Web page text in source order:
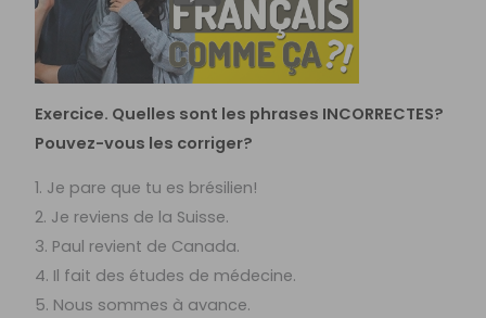
Exercice. Quelles sont les phrases INCORRECTES?
Pouvez-vous les corriger?
1. Je pare que tu es brésilien!
2. Je reviens de la Suisse.
3. Paul revient de Canada.
4. Il fait des études de médecine.
5. Nous sommes à avance.